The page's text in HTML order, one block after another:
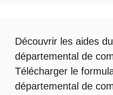
Découvrir les aides
départemental de
Télécharger le
départemental de